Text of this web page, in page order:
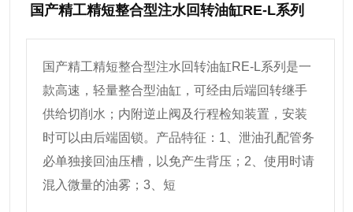
国产精工精短整合型注水回转油缸RE-L系列
国产精工精短整合型注水回转油缸RE-L系列是一
款高速，轻量整合型油缸，可经由后端回转继手
供给切削水；内附逆止阀及行程检知装置，安装
时可以由后端固锁。产品特征：1、泄油孔配管务
必单独接回油压槽，以免产生背压；2、使用时请
混入微量的油雾；3、短